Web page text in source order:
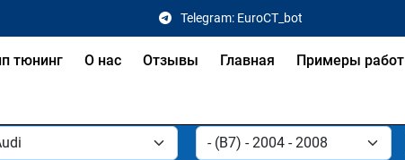
Telegram: EuroCT_bot
тюнинг О нас Отзывы Главная Примеры работ